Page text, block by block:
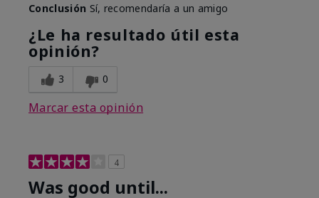
Conclusión Sí, recomendaría a un amigo
¿Le ha resultado útil esta
opinión?
3 0
Marcar esta opinión
4
Was good until...